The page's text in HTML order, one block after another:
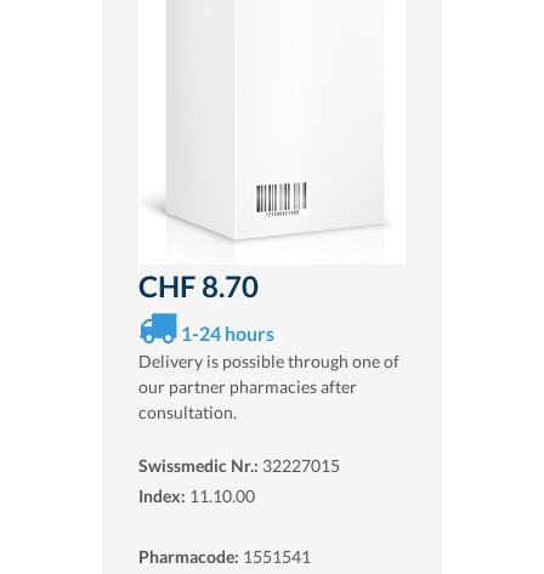
CHF 8.70
1-24 hours
Delivery is possible through one of
our partner pharmacies after
consultation.
Swissmedic Nr.: 32227015
Index: 11.10.00
Pharmacode: 1551541